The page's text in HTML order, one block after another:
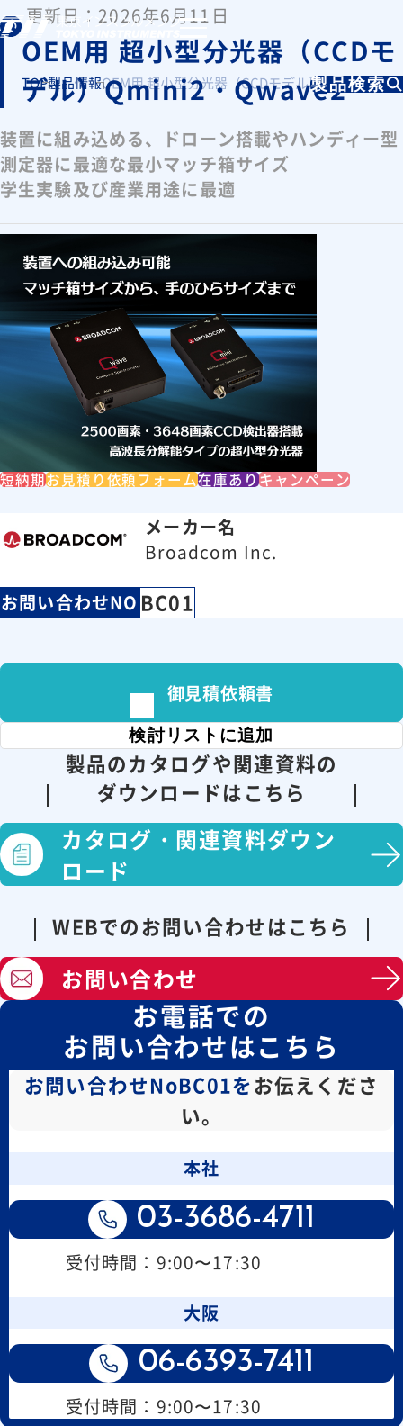
TOP製品情報OEM用 超小型分光器（CCDモデル）Qmini2・
更新日：2026年6月11日
OEM用 超小型分光器（CCDモ
デル）Qmini2・Qwave2
装置に組み込める、ドローン搭載やハンディー型
測定器に最適な最小マッチ箱サイズ
学生実験及び産業用途に最適
短納期お見積り依頼フォーム在庫ありキャンペーン
メーカー名
Broadcom Inc.
お問い合わせNO BC01
検討リストに追加
御見積依頼書
製品のカタログや関連資料の
ダウンロードはこちら
カタログ・ 関連資料ダウン
ロード
WEBでのお問い合わせはこちら
お問い合わせ
お電話での
お問い合わせはこちら
お問い合わせNoBC01をお伝えくださ
い。
本社
03-3686-4711
受付時間：9:00〜17:30
大阪
06-6393-7411
受付時間：9:00〜17:30
製品検索